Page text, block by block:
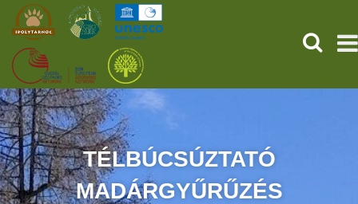
KEZDŐOLDAL
ŐSVILÁGI POMPEJI
SZOLGÁLTATÁSOK
TÉLBÚCSÚZTATÓ
MADÁRGYŰRŰZÉS